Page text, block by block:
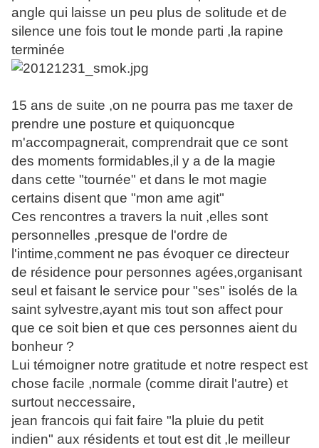
angle qui laisse un peu plus de solitude et de
silence une fois tout le monde parti ,la rapine
terminée
15 ans de suite ,on ne pourra pas me taxer de
prendre une posture et quiquoncque
m'accompagnerait, comprendrait que ce sont
des moments formidables,il y a de la magie
dans cette "tournée" et dans le mot magie
certains disent que "mon ame agit"
Ces rencontres a travers la nuit ,elles sont
personnelles ,presque de l'ordre de
l'intime,comment ne pas évoquer ce directeur
de résidence pour personnes agées,organisant
seul et faisant le service pour "ses" isolés de la
saint sylvestre,ayant mis tout son affect pour
que ce soit bien et que ces personnes aient du
bonheur ?
Lui témoigner notre gratitude et notre respect est
chose facile ,normale (comme dirait l'autre) et
surtout neccessaire,
jean francois qui fait faire "la pluie du petit
indien" aux résidents et tout est dit ,le meilleur